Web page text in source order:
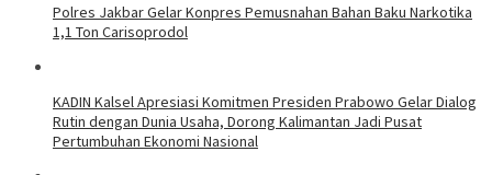
Polres Jakbar Gelar Konpres Pemusnahan Bahan Baku Narkotika
1,1 Ton Carisoprodol
KADIN Kalsel Apresiasi Komitmen Presiden Prabowo Gelar Dialog
Rutin dengan Dunia Usaha, Dorong Kalimantan Jadi Pusat
Pertumbuhan Ekonomi Nasional